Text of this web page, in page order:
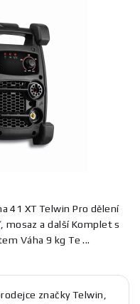
41 XT Telwin Pro dělení
mosaz a další Komplet s
Váha 9 kg Te ...
značky Telwin,